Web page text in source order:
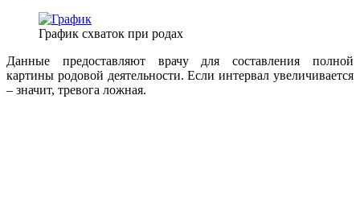
График схваток при родах
Данные предоставляют врачу для составления полной
картины родовой деятельности. Если интервал увеличивается
– значит, тревога ложная.